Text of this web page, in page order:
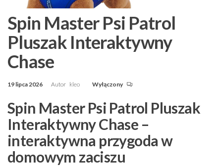
Spin Master Psi Patrol
Pluszak Interaktywny
Chase
19 lipca 2026 Autor kleo Wyłączony
Spin Master Psi Patrol Pluszak
Interaktywny Chase –
interaktywna przygoda w
domowym zaciszu